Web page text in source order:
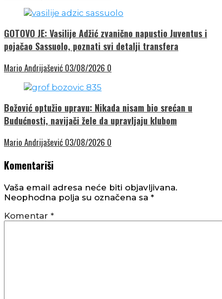
GOTOVO JE: Vasilije Adžić zvanično napustio Juventus i
pojačao Sassuolo, poznati svi detalji transfera
Mario Andrijašević 03/08/2026 0
Božović optužio upravu: Nikada nisam bio srećan u
Budućnosti, navijači žele da upravljaju klubom
Mario Andrijašević 03/08/2026 0
Komentariši
Vaša email adresa neće biti objavljivana.
Neophodna polja su označena sa *
Komentar *